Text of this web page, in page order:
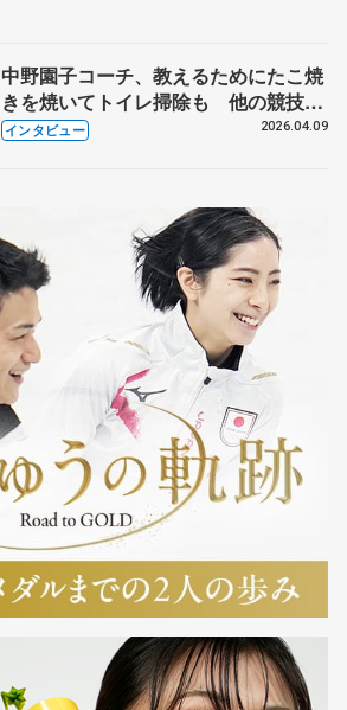
中野園子コーチ、教えるためにたこ焼
きを焼いてトイレ掃除も 他の競技に
も通用するという坂本花織の筋肉
インタビュー 2026.04.09